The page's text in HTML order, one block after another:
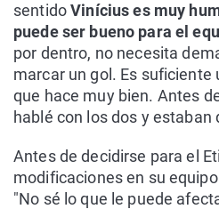
sentidoVinícius es muy
puede ser bueno para el
por dentro, no necesita
marcar un gol. Es
que hace muy bien. Antes
hablé con los dos y estaban
Antes de decidirse para el
modificaciones en su
"No sé lo que le puede